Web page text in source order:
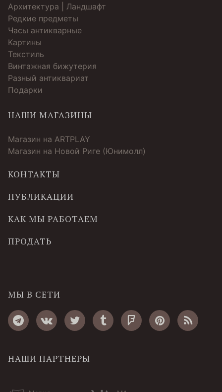
Архитектура | Ландшафт
Редкие предметы
Часы антикварные
Картины
Текстиль
Винтажная бижутерия
Разный антиквариат
Подарки
НАШИ МАГАЗИНЫ
Магазин на ARTPLAY
Магазин на Новой Риге (Юнимолл)
КОНТАКТЫ
ПУБЛИКАЦИИ
КАК МЫ РАБОТАЕМ
ПРОДАТЬ
МЫ В СЕТИ
НАШИ ПАРТНЕРЫ